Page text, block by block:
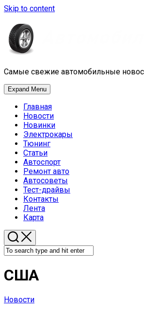
Skip to content
Самые свежие автомобильные
Expand Menu
Главная
Новости
Новинки
Электрокары
Тюнинг
Статьи
Автоспорт
Ремонт авто
Автосоветы
Тест-драйвы
Контакты
Лента
Карта
США
Новости